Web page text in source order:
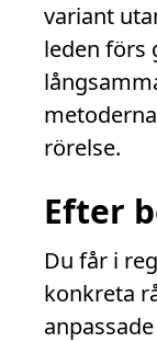
variant
leden förs
rörelse.
Efter
Du får i
konkreta